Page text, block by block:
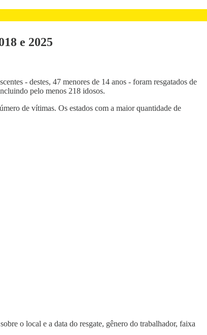
e 2025
- destes, 47 menores de 14 anos - foram resgatados de
pelo menos 218 idosos.
de vítimas. Os estados com a maior quantidade de
o local e a data do resgate, gênero do trabalhador, faixa